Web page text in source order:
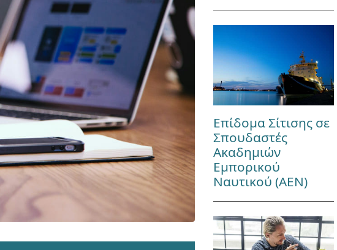
Επίδομα Σίτισης σε
Σπουδαστές
Ακαδημιών
Εμπορικού
Ναυτικού (ΑΕΝ)